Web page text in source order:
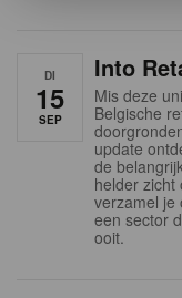
DI
15
SEP
Into
Mis deze
Belgische
update
de
helder zicht
verzamel je
een sector
ooit.